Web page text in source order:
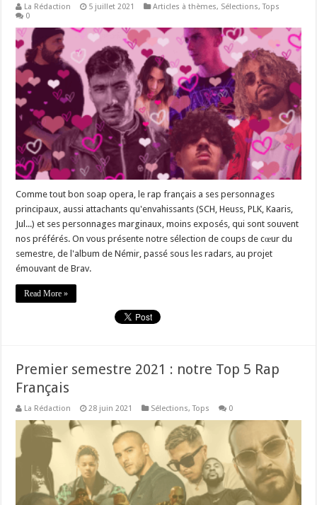
La Rédaction 5 juillet 2021 Articles à thèmes, Sélections,Tops
0
Comme tout bon soap opera, le rap français a ses personnages
principaux, aussi attachants qu'envahissants (SCH, Heuss, PLK, Kaaris,
Jul...) et ses personnages marginaux, moins exposés, qui sont souvent
nos préférés. On vous présente notre sélection de coups de cœur du
semestre, de l'album de Némir, passé sous les radars, au projet
émouvant de Brav.
Read More »
Premier semestre 2021 : notre Top 5 Rap
Français
La Rédaction 28 juin 2021 Sélections,Tops 0